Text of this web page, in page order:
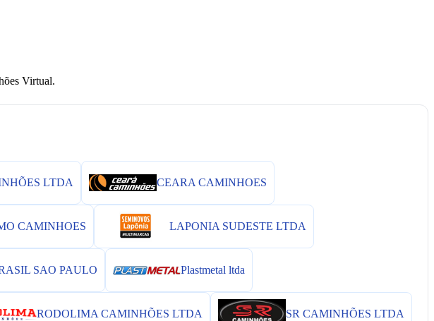
Virtual.
LTDA CEARA CAMINHOES
CAMINHOES LAPONIA SUDESTE LTDA
SAO PAULO Plastmetal ltda
RODOLIMA CAMINHÕES LTDA SR CAMINHÕES LTDA